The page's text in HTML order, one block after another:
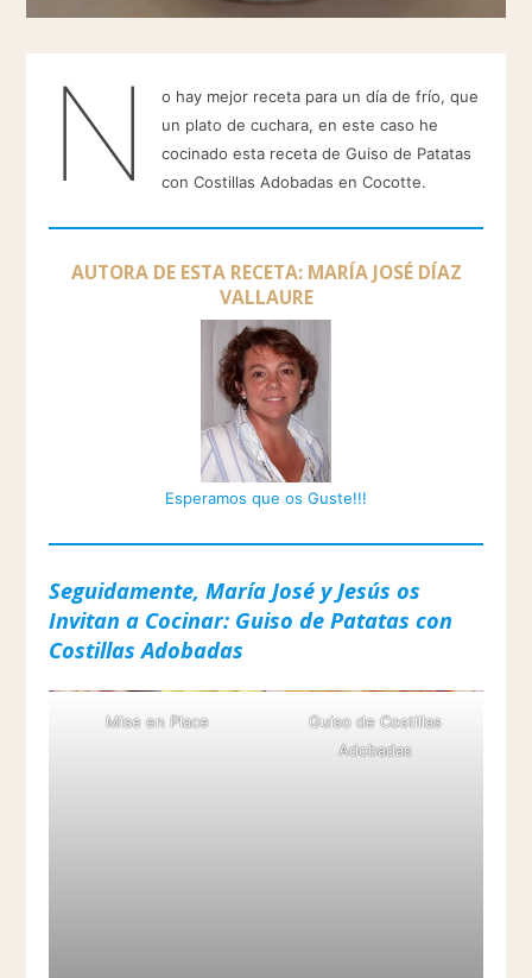
N
o hay mejor receta para un día de frío, que
un plato de cuchara, en este caso he
cocinado esta receta de Guiso de Patatas
con Costillas Adobadas en Cocotte.
AUTORA DE ESTA RECETA: MARÍA JOSÉ DÍAZ
VALLAURE
Esperamos que os Guste!!!
Seguidamente, María José y Jesús os
Invitan a Cocinar: Guiso de Patatas con
Costillas Adobadas
Mise en Place
Guiso de Costillas
Adobadas